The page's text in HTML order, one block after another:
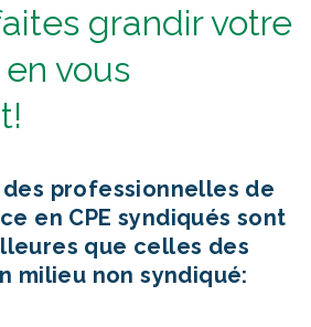
grandir votre
vous
professionnelles de
en CPE syndiqués sont
que celles des
milieu non syndiqué: